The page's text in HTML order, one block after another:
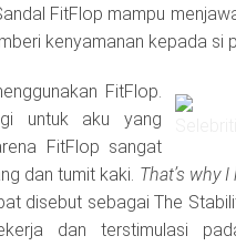
FitFlop mampu
kenyamanan kepada si
FitFlop.
untuk aku yang
FitFlop sangat
dan tumit kaki. That’s why
disebut sebagai The
dan terstimulasi